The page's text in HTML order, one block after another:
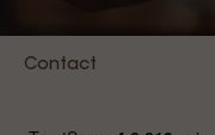
Contact